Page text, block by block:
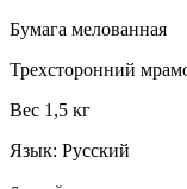
Бумага мелованная
Трехсторонний
Вес 1,5 кг
Язык: Русский